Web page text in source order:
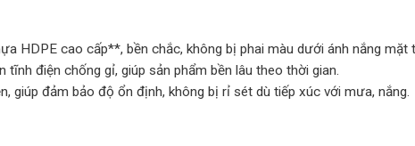
HDPE cao cấp**, bền chắc, không bị phai màu dưới ánh nắng mặt
điện chống gỉ, giúp sản phẩm bền lâu theo thời gian.
giúp đảm bảo độ ổn định, không bị rỉ sét dù tiếp xúc với mưa, nắng.